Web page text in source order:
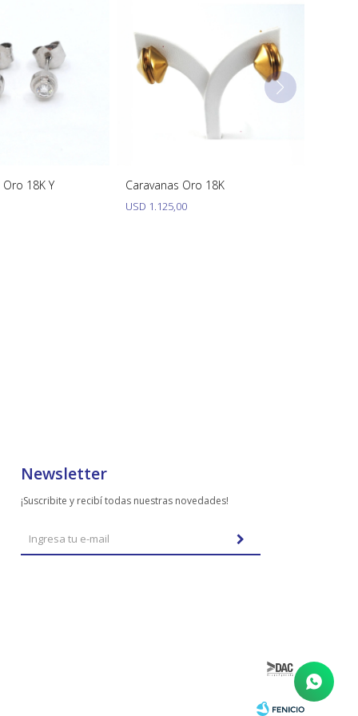
18K Y Caravanas Oro 18K
USD 1.125,00
Newsletter
¡Suscribite y recibí todas nuestras novedades!